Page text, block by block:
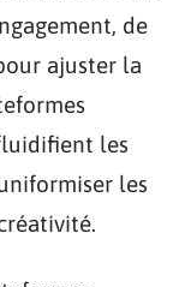
de
ajuster la
les
les